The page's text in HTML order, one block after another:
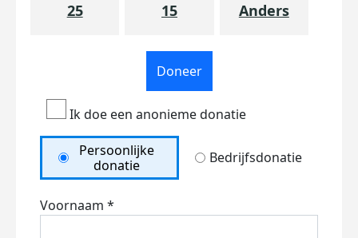
25 15 Anders
Doneer
Ik doe een anonieme donatie
Persoonlijke
donatie
Bedrijfsdonatie
Voornaam *